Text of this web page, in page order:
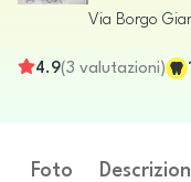
Via Borgo
4.9(3 valutazioni)
Foto